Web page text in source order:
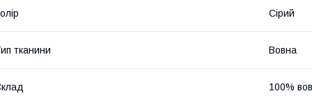
Сірий
тканини Вовна
100%